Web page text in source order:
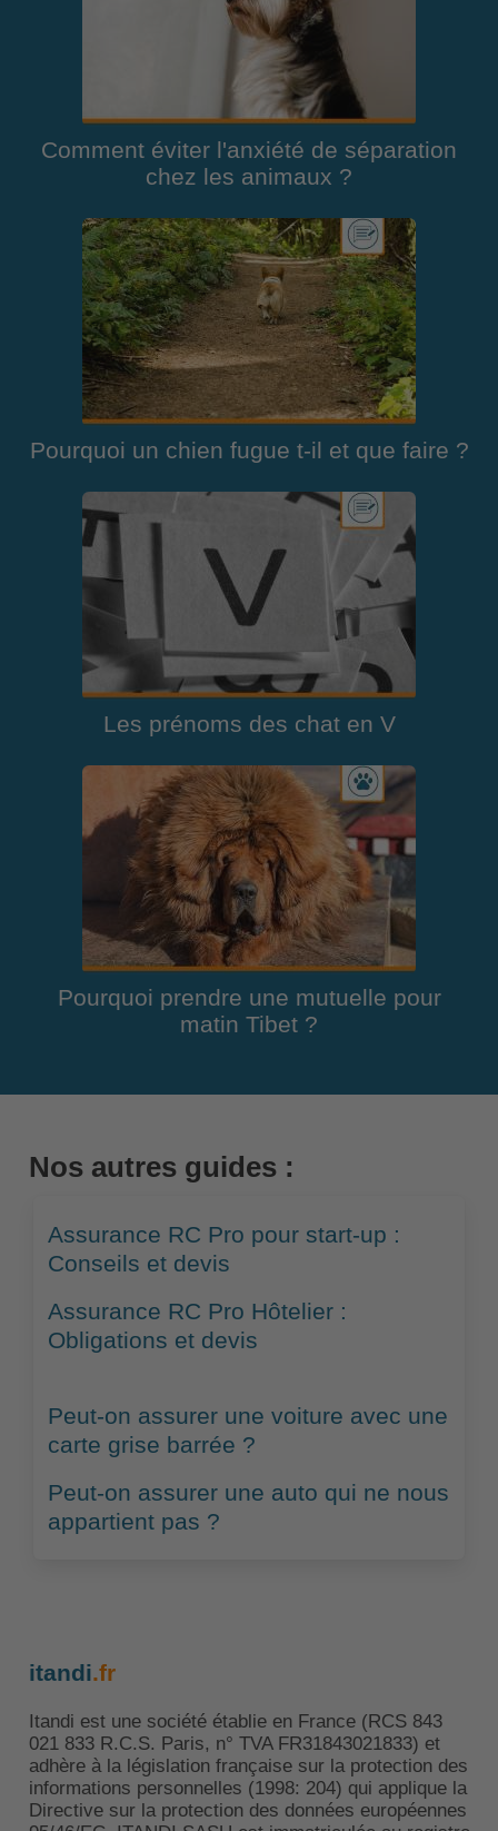
Comment éviter l'anxiété de séparation
chez les animaux ?
Pourquoi un chien fugue t-il et que faire ?
Les prénoms des chat en V
Pourquoi prendre une mutuelle pour
matin Tibet ?
Nos autres guides :
Assurance RC Pro pour start-up :
Conseils et devis
Assurance RC Pro Hôtelier :
Obligations et devis
Peut-on assurer une voiture avec une
carte grise barrée ?
Peut-on assurer une auto qui ne nous
appartient pas ?
itandi.fr
Itandi est une société établie en France (RCS 843
021 833 R.C.S. Paris, n° TVA FR31843021833) et
adhère à la législation française sur la protection des
informations personnelles (1998: 204) qui applique la
Directive sur la protection des données européennes